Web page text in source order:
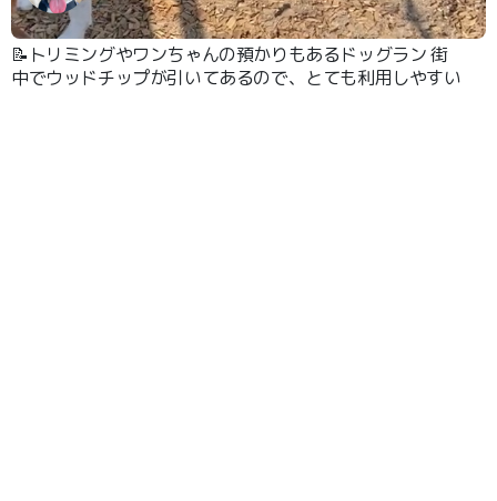
📝トリミングやワンちゃんの預かりもあるドッグラン 街
中でウッドチップが引いてあるので、とても利用しやすい